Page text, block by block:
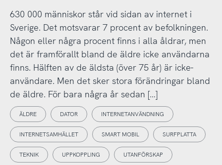
630 000 människor står vid sidan av internet i
Sverige. Det motsvarar 7 procent av befolkningen.
Någon eller några procent finns i alla åldrar, men
det är framförallt bland de äldre icke användarna
finns. Hälften av de äldsta (över 75 år) är icke-
användare. Men det sker stora förändringar bland
de äldre. För bara några år sedan […]
ÄLDRE DATOR INTERNETANVÄNDNING
INTERNETSAMHÄLLET SMART MOBIL SURFPLATTA
TEKNIK UPPKOPPLING UTANFÖRSKAP